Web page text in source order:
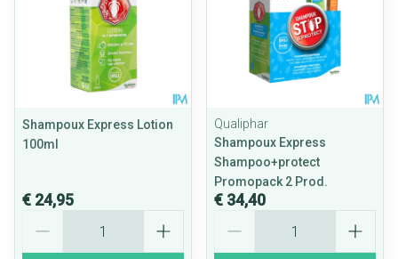
Shampoux Express Lotion
100ml
€ 24,95
Qualiphar
Shampoux Express
Shampoo+protect
Promopack 2 Prod.
€ 34,40